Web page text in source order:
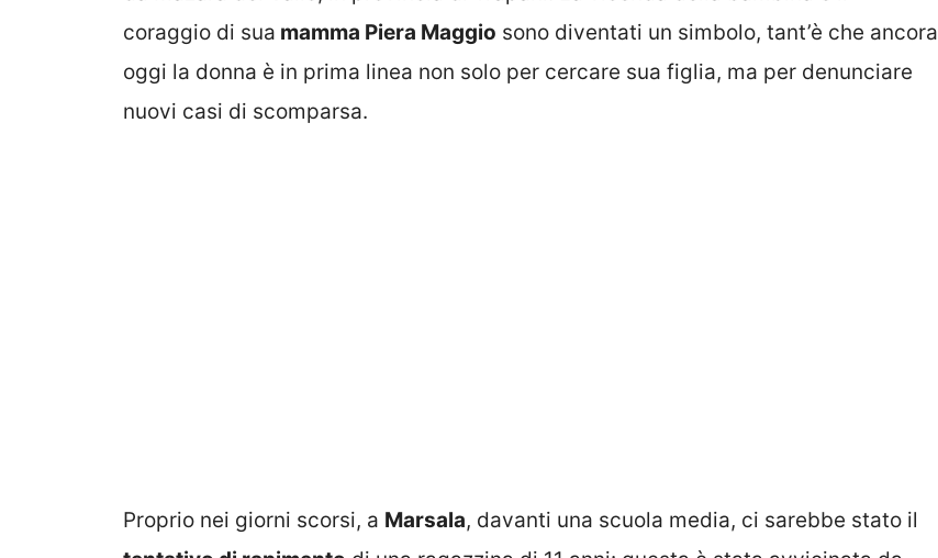
coraggio di sua mamma Piera Maggio sono diventati un simbolo, tant’è che ancora
oggi la donna è in prima linea non solo per cercare sua figlia, ma per denunciare
nuovi casi di scomparsa.
Proprio nei giorni scorsi, a Marsala, davanti una scuola media, ci sarebbe stato il